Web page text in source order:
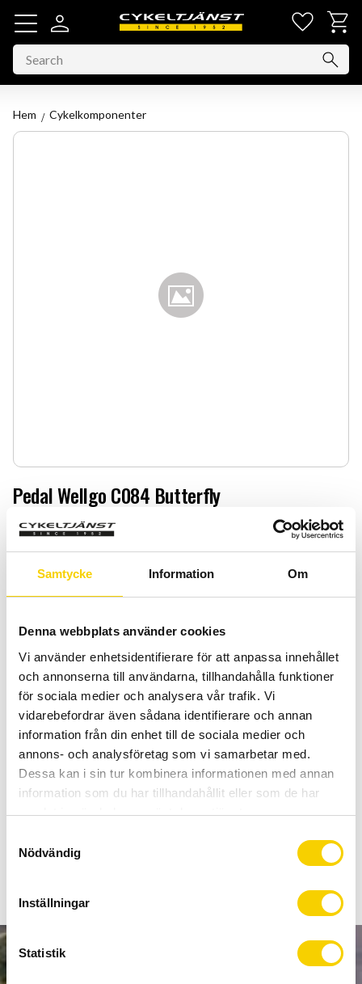
Samtycke Information Om
Denna webbplats använder cookies
Vi använder enhetsidentifierare för att anpassa innehållet
och annonserna till användarna, tillhandahålla funktioner
för sociala medier och analysera vår trafik. Vi
vidarebefordrar även sådana identifierare och annan
information från din enhet till de sociala medier och
annons- och analysföretag som vi samarbetar med.
Dessa kan i sin tur kombinera informationen med annan
information som du har tillhandahållit eller som de har
samlat in när du har använt deras tjänster.
c
k
Nödvändig
Inställningar
Statistik
Menu
Basket
Hem Cykelkomponenter
Pedal Wellgo C084 Butterfly
Pedal Wellgo C084 Butterfly
349:-
Quantity
-
BUY
Add
Certifierad cykelservice & Shimano Service Center
Stock status
3 pc. in stock